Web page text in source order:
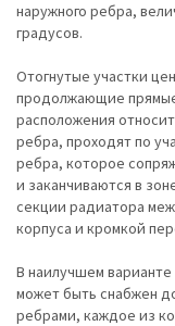
наружного ребра,
градусов.
Отогнутые участки
продолжающие
расположения
ребра, проходят по
ребра, которое
и заканчиваются в
секции радиатора
корпуса и кромкой
В наилучшем
может быть снабжен
ребрами, каждое из